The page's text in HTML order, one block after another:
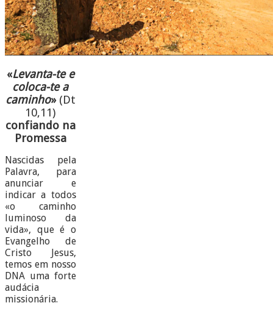
«Levanta-te e
coloca-te a
caminho»(Dt
10,11)
confiando na
Promessa
Nascidas pela
Palavra, para
anunciar e
indicar a todos
«o caminho
luminoso da
vida», que é o
Evangelho de
Cristo Jesus,
temos em nosso
DNA uma forte
audácia
missionária.